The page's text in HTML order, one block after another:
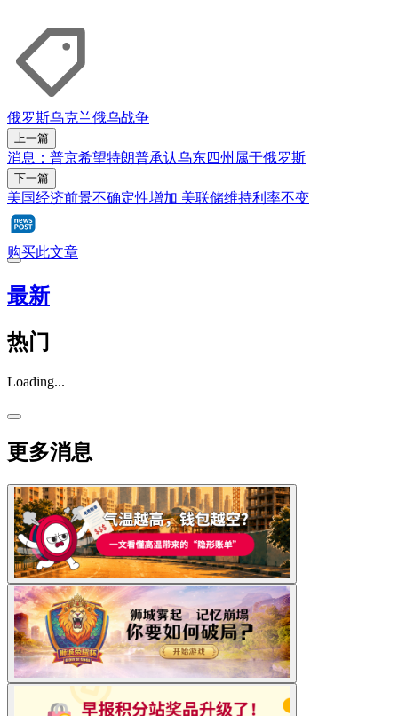
俄罗斯乌克兰俄乌战争
上一篇
消息：普京希望特朗普承认乌东四州属于俄罗斯
下一篇
美国经济前景不确定性增加 美联储维持利率不变
购买此文章
最新
热门
Loading...
更多消息